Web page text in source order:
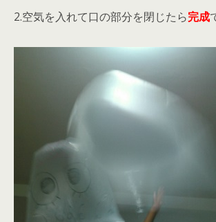
2.空気を入れて口の部分を閉じたら完成